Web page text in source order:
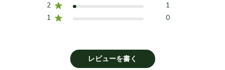
2
1
1
0
レビューを書く